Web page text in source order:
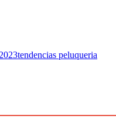
tendencias peluqueria